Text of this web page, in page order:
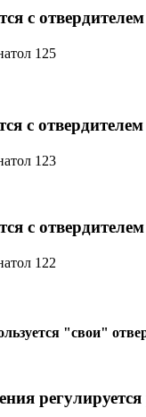
с
125
с
123
с
122
"свои"